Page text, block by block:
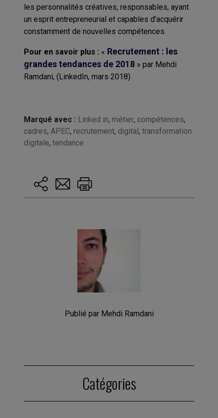
les personnalités créatives, responsables, ayant
un esprit entrepreneurial et capables d’acquérir
constamment de nouvelles compétences.
Pour en savoir plus : « Recrutement : les
grandes tendances de 2018» par Mehdi
Ramdani, (LinkedIn, mars 2018)
Marqué avec : Linked in, métier, compétences,
cadres, APEC, recrutement, digital, transformation
digitale, tendance
Publié par Mehdi Ramdani
Catégories